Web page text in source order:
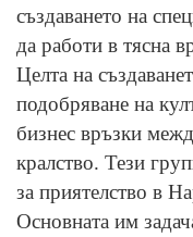
създаването на
да работи в тясна
Целта на
подобряване на
бизнес връзки
кралство. Тези
за приятелство в
Основната им